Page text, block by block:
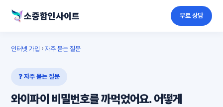
소중함인사이트 무료 상담
인터넷 가입 › 자주 묻는 질문
❓ 자주 묻는 질문
와이파이 비밀번호를 까먹었어요. 어떻게